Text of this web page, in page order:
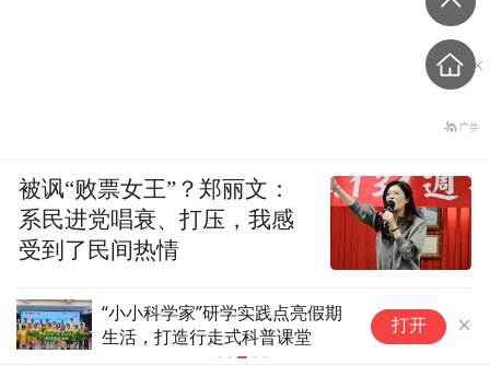
“小小科学家”研学实践点亮假期
生活，打造行走式科普课堂
打开
被讽“败票女王”？郑丽文：
系民进党唱衰、打压，我感
受到了民间热情